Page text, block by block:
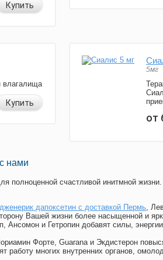
Купить
влагалища
Купить
5мг
от
нами
полноценной счастливой инитмной
дапоксетин с доставкой Пермь,
Вашей жизни более насыщенной и
Ансомон и Гетропин добавят силы,
Форте, Guarana и Экдистерон
работу многих внутренних органов,